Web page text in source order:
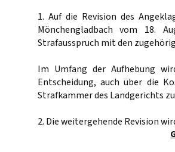
1. Auf die Revision des
Mönchengladbach vom 18.
Strafausspruch mit den
Im Umfang der Aufhebung
Entscheidung, auch über die
Strafkammer des Landgerichts
2. Die weitergehende Revision